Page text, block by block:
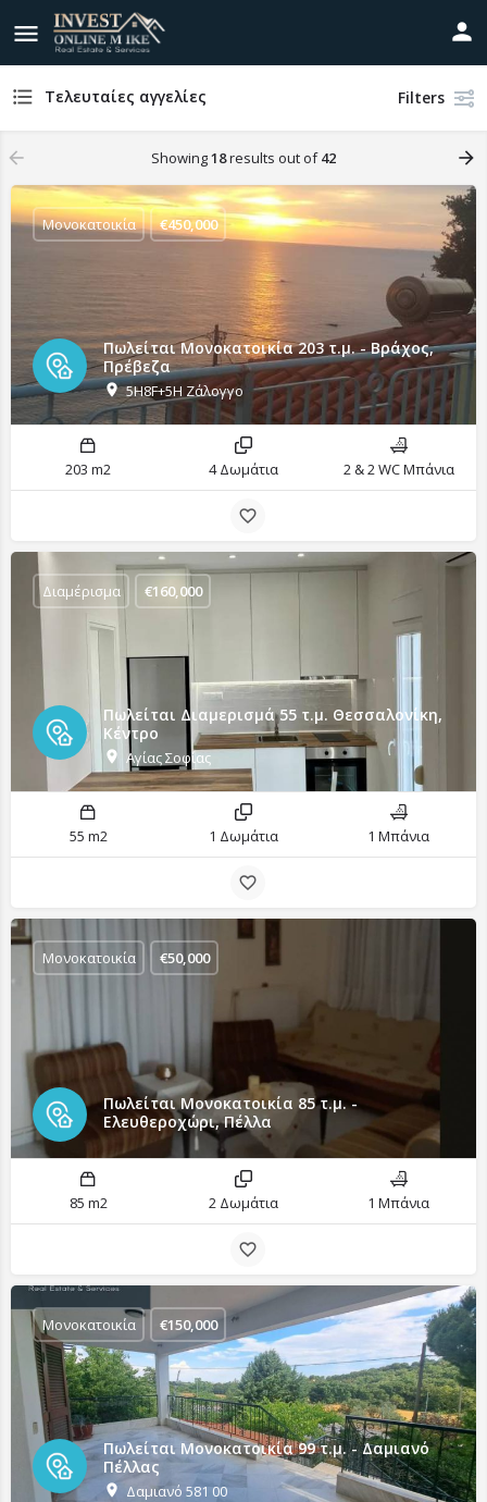
Τελευταίες αγγελίες Filters
Showing18results out of42
Πωλείται Μονοκατοικία 203 τ.μ. - Βράχος,
Πρέβεζα
5H8F+5H Ζάλογγο
Μονοκατοικία €450,000
203 m2 4 Δωμάτια 2 & 2 WC Μπάνια
Πωλείται Διαμερισμά 55 τ.μ. Θεσσαλονίκη,
Κέντρο
Αγίας Σοφίας
Διαμέρισμα €160,000
55 m2 1 Δωμάτια 1 Μπάνια
Πωλείται Μονοκατοικία 85 τ.μ. -
Ελευθεροχώρι, Πέλλα
Μονοκατοικία €50,000
85 m2 2 Δωμάτια 1 Μπάνια
Πωλείται Μονοκατοικία 99 τ.μ. - Δαμιανό
Πέλλας
Δαμιανό 581 00
Μονοκατοικία €150,000